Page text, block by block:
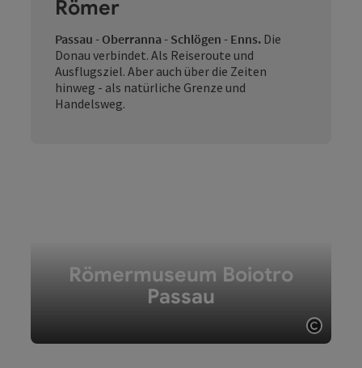
Römer
Passau - Oberranna - Schlögen - Enns. Die
Donau verbindet. Als Reiseroute und
Ausflugsziel. Aber auch über die Zeiten
hinweg - als natürliche Grenze und
Handelsweg.
Römermuseum Boiotro
Passau